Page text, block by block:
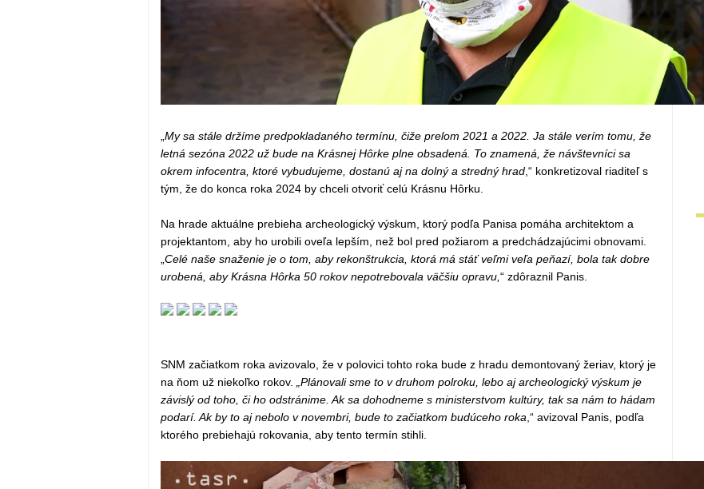
My sa stále držíme predpokladaného termínu, čiže prelom 2021 a 2022. Ja stále verím tomu, že
letná sezóna 2022 už bude na Krásnej Hôrke plne obsadená. To znamená, že návštevníci sa
okrem infocentra, ktoré vybudujeme, dostanú aj na dolný a stredný hrad,“ konkretizoval riaditeľ s
tým, že do konca roka 2024 by chceli otvoriť celú Krásnu Hôrku.
Na hrade aktuálne prebieha archeologický výskum, ktorý podľa Panisa pomáha architektom a
projektantom, aby ho urobili oveľa lepším, než bol pred požiarom a predchádzajúcimi obnovami.
Celé naše snaženie je o tom, aby rekonštrukcia, ktorá má stáť veľmi veľa peňazí, bola tak dobre
urobená, aby Krásna Hôrka 50 rokov nepotrebovala väčšiu opravu, “ zdôraznil Panis.
SNM začiatkom roka avizovalo, že v polovici tohto roka bude z hradu demontovaný žeriav, ktorý je
na ňom už niekoľko rokov.
„Plánovali sme to v druhom polroku, lebo aj archeologický výskum je
závislý od toho, či ho odstránime. Ak sa dohodneme s ministerstvom kultúry, tak sa nám to hádam
podarí. Ak by to aj nebolo v novembri, bude to začiatkom budúceho roka ,“ avizoval Panis, podľa
ktorého prebiehajú rokovania, aby tento termín stihli.